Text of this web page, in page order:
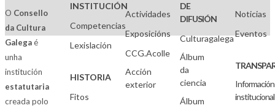
O Consello
da Cultura
Galegaé
unha
institución
estatutaria
creada polo
INSTITUCIÓN
Competencias
Lexislación
HISTORIA
Fitos
Actividades
Exposicións
CCG.Acolle
Acción
exterior
DE
DIFUSIÓN
Culturagalega
Álbum
da
ciencia
Álbum
Noticias
Eventos
Información
institucional